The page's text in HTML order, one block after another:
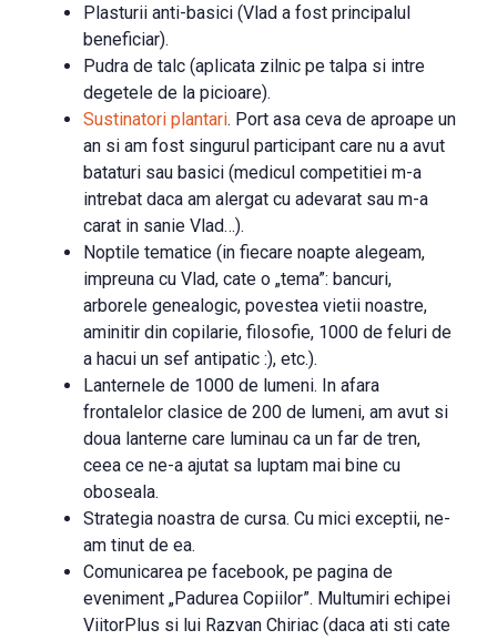
Plasturii anti-basici (Vlad a fost principalul
beneficiar).
Pudra de talc (aplicata zilnic pe talpa si intre
degetele de la picioare).
Sustinatori plantari. Port asa ceva de aproape un
an si am fost singurul participant care nu a avut
bataturi sau basici (medicul competitiei m-a
intrebat daca am alergat cu adevarat sau m-a
carat in sanie Vlad…).
Noptile tematice (in fiecare noapte alegeam,
impreuna cu Vlad, cate o „tema”: bancuri,
arborele genealogic, povestea vietii noastre,
aminitir din copilarie, filosofie, 1000 de feluri de
a hacui un sef antipatic :), etc.).
Lanternele de 1000 de lumeni. In afara
frontalelor clasice de 200 de lumeni, am avut si
doua lanterne care luminau ca un far de tren,
ceea ce ne-a ajutat sa luptam mai bine cu
oboseala.
Strategia noastra de cursa. Cu mici exceptii, ne-
am tinut de ea.
Comunicarea pe facebook, pe pagina de
eveniment „Padurea Copiilor”. Multumiri echipei
ViitorPlus si lui Razvan Chiriac (daca ati sti cate